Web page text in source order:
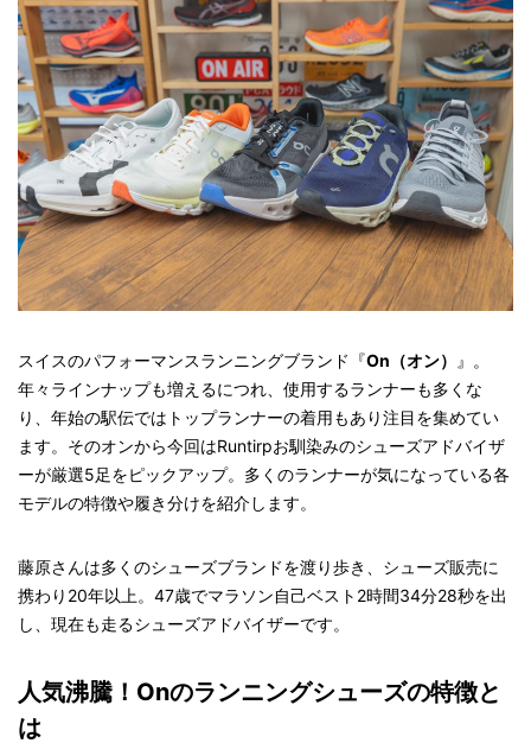
スイスのパフォーマンスランニングブランド『On（オン）
』。
年々ラインナップも増えるにつれ、使用するランナーも多くな
り、年始の駅伝ではトップランナーの着用もあり注目を集めてい
ます。そのオンから今回はRuntirpお馴染みのシューズアドバイザ
ーが厳選5足をピックアップ。多くのランナーが気になっている各
モデルの特徴や履き分けを紹介します。
藤原さんは多くのシューズブランドを渡り歩き、シューズ販売に
携わり20年以上。47歳でマラソン自己ベスト2時間34分28秒を出
し、現在も走るシューズアドバイザーです。
人気沸騰！Onのランニングシューズの特徴と
は